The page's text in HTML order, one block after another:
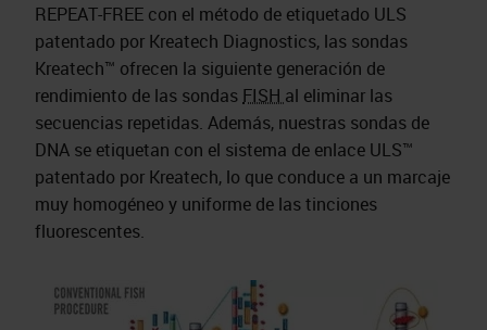
REPEAT-FREE con el método de etiquetado ULS
patentado por Kreatech Diagnostics, las sondas
Kreatech™ ofrecen la siguiente generación de
rendimiento de las sondas FISH al eliminar las
secuencias repetidas. Además, nuestras sondas de
DNA se etiquetan con el sistema de enlace ULS™
patentado por Kreatech, lo que conduce a un marcaje
muy homogéneo y uniforme de las tinciones
fluorescentes.